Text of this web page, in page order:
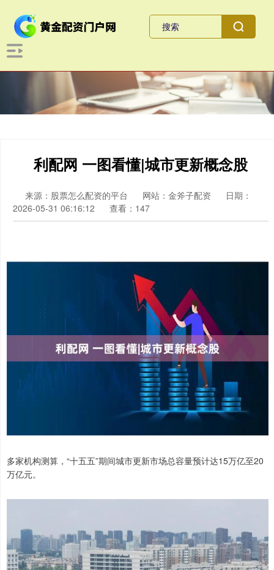
利配网 一图看懂|城市更新概念股
来源：股票怎么配资的平台 网站：金斧子配资
日期：
2026-05-31 06:16:12
查看：147
多家机构测算，“十五五”期间城市更新市场总容量预计达15万亿至20
万亿元。